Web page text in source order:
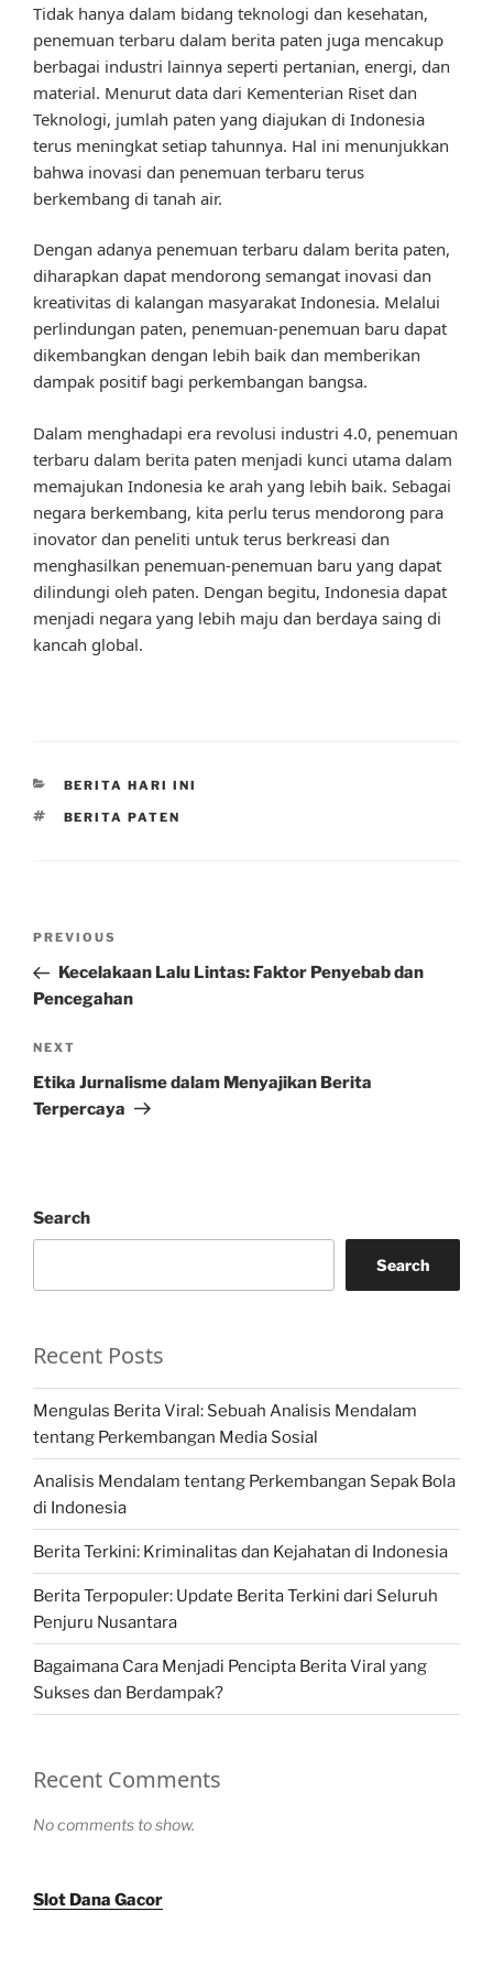
Tidak hanya dalam bidang teknologi dan kesehatan,
penemuan terbaru dalam berita paten juga mencakup
berbagai industri lainnya seperti pertanian, energi, dan
material. Menurut data dari Kementerian Riset dan
Teknologi, jumlah paten yang diajukan di Indonesia
terus meningkat setiap tahunnya. Hal ini menunjukkan
bahwa inovasi dan penemuan terbaru terus
berkembang di tanah air.
Dengan adanya penemuan terbaru dalam berita paten,
diharapkan dapat mendorong semangat inovasi dan
kreativitas di kalangan masyarakat Indonesia. Melalui
perlindungan paten, penemuan-penemuan baru dapat
dikembangkan dengan lebih baik dan memberikan
dampak positif bagi perkembangan bangsa.
Dalam menghadapi era revolusi industri 4.0, penemuan
terbaru dalam berita paten menjadi kunci utama dalam
memajukan Indonesia ke arah yang lebih baik. Sebagai
negara berkembang, kita perlu terus mendorong para
inovator dan peneliti untuk terus berkreasi dan
menghasilkan penemuan-penemuan baru yang dapat
dilindungi oleh paten. Dengan begitu, Indonesia dapat
menjadi negara yang lebih maju dan berdaya saing di
kancah global.
CATEGORIES
BERITA HARI INI
TAGS
BERITA PATEN
Previous
Post
PREVIOUS
Kecelakaan Lalu Lintas: Faktor Penyebab dan
Pencegahan
Next
Post
NEXT
Etika Jurnalisme dalam Menyajikan Berita
Terpercaya
Search
Search
Recent Posts
Mengulas Berita Viral: Sebuah Analisis Mendalam
tentang Perkembangan Media Sosial
Analisis Mendalam tentang Perkembangan Sepak Bola
di Indonesia
Berita Terkini: Kriminalitas dan Kejahatan di Indonesia
Berita Terpopuler: Update Berita Terkini dari Seluruh
Penjuru Nusantara
Bagaimana Cara Menjadi Pencipta Berita Viral yang
Sukses dan Berdampak?
Recent Comments
No comments to show.
Slot Dana Gacor